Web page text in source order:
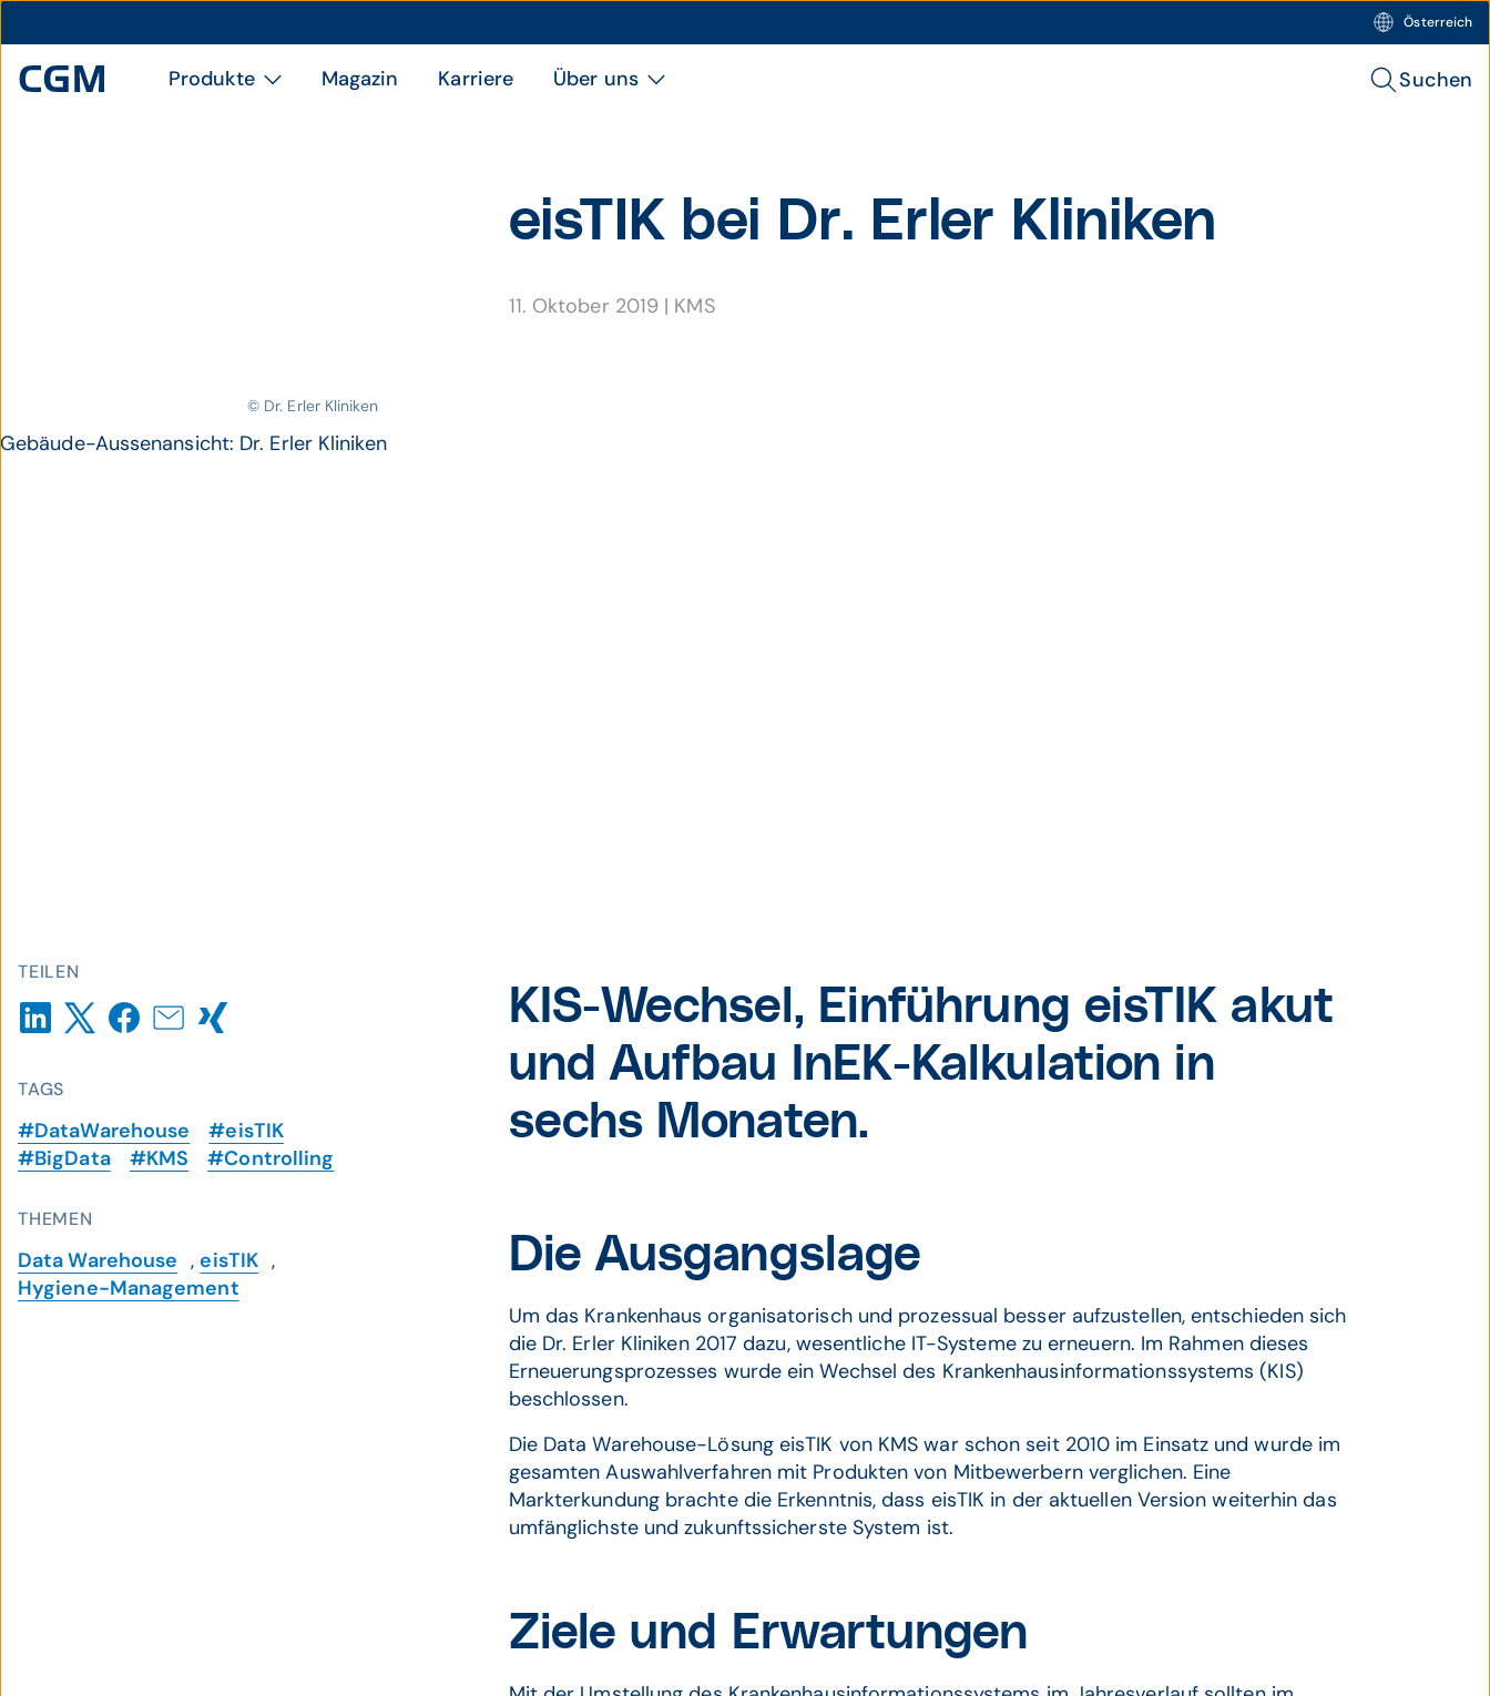
Österreich
Produkte Magazin Karriere Über uns Suchen
eisTIK bei Dr. Erler Kliniken
11. Oktober 2019 | KMS
© Dr. Erler Kliniken
Gebäude-Aussenansicht: Dr. Erler Kliniken
TEILEN
TAGS
#DataWarehouse
#eisTIK
#BigData
#KMS #Controlling
THEMEN
Data Warehouse , eisTIK ,
Hygiene-Management
KIS-Wechsel, Einführung eisTIK akut
und Aufbau InEK-Kalkulation in
sechs Monaten.
Die Ausgangslage
Um das Krankenhaus organisatorisch und prozessual besser aufzustellen, entschieden sich
die Dr. Erler Kliniken 2017 dazu, wesentliche IT-Systeme zu erneuern. Im Rahmen dieses
Erneuerungsprozesses wurde ein Wechsel des Krankenhausinformationssystems (KIS)
beschlossen.
Die Data Warehouse-Lösung eisTIK von KMS war schon seit 2010 im Einsatz und wurde im
gesamten Auswahlverfahren mit Produkten von Mitbewerbern verglichen. Eine
Markterkundung brachte die Erkenntnis, dass eisTIK in der aktuellen Version weiterhin das
umfänglichste und zukunftssicherste System ist.
Ziele und Erwartungen